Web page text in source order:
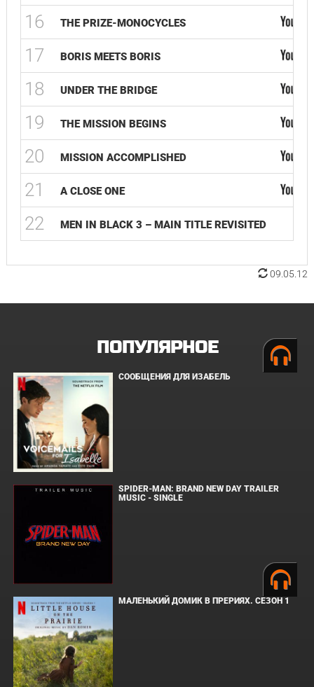
16 THE PRIZE-MONOCYCLES
17 BORIS MEETS BORIS
18 UNDER THE BRIDGE
19 THE MISSION BEGINS
20 MISSION ACCOMPLISHED
21 A CLOSE ONE
22 MEN IN BLACK 3 – MAIN TITLE REVISITED
09.05.12
ПОПУЛЯРНОЕ
СООБЩЕНИЯ ДЛЯ ИЗАБЕЛЬ
SPIDER-MAN: BRAND NEW DAY TRAILER
MUSIC - SINGLE
МАЛЕНЬКИЙ ДОМИК В ПРЕРИЯХ. СЕЗОН 1